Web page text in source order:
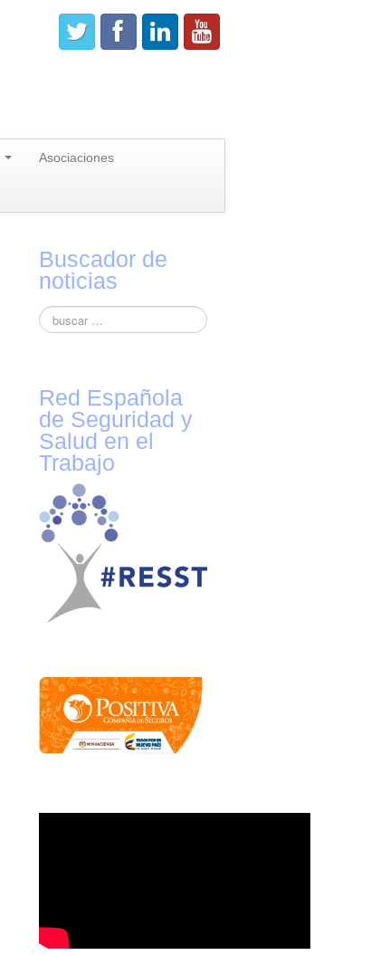
Asociaciones
Buscador de
noticias
Red Española
de Seguridad y
Salud en el
Trabajo